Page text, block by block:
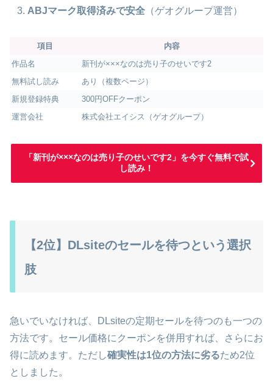
ABJマーク取得済みで安全 （ゲオグループ運営）
項目
内容
作品名
新刊が×××なのは売り子のせいです2
無料試し読み
あり（複数ページ）
新規登録特典
300円OFFクーポン
運営会社
株式会社エイシス（ゲオグループ）
「新刊が×××なのは売り子のせいです2」を今すぐ無料で試
し読み！
【2位】DLsiteのセールを待つという選択
肢
急いでいなければ、DLsiteの定期セールを待つのも一つの
方法です。セール価格にクーポンを併用すれば、さらにお
得に読めます。ただし確実性は1位の方法に劣るため2位
としました。